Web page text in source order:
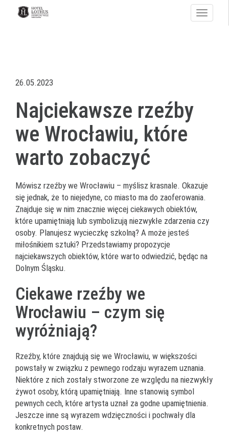
Toggle
26.05.2023
Najciekawsze rzeźby
we Wrocławiu, które
warto zobaczyć
Mówisz rzeźby we Wrocławiu – myślisz krasnale. Okazuje
się jednak, że to niejedyne, co miasto ma do zaoferowania.
Znajduje się w nim znacznie więcej ciekawych obiektów,
które upamiętniają lub symbolizują niezwykłe zdarzenia czy
osoby. Planujesz wycieczkę szkolną? A może jesteś
miłośnikiem sztuki? Przedstawiamy propozycje
najciekawszych obiektów, które warto odwiedzić, będąc na
Dolnym Śląsku.
Ciekawe rzeźby we
Wrocławiu – czym się
wyróżniają?
Rzeźby, które znajdują się we Wrocławiu, w większości
powstały w związku z pewnego rodzaju wyrazem uznania.
Niektóre z nich zostały stworzone ze względu na niezwykły
żywot osoby, którą upamiętniają. Inne stanowią symbol
pewnych cech, które artysta uznał za godne upamiętnienia.
Jeszcze inne są wyrazem wdzięczności i pochwały dla
konkretnych postaw.